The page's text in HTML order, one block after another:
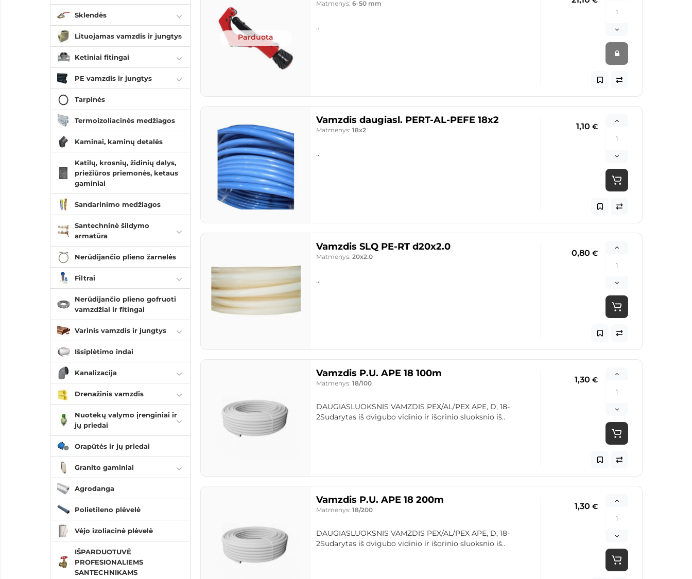
Sklendės
Lituojamas vamzdis ir jungtys
Ketiniai fitingai
PE vamzdis ir jungtys
Tarpinės
Termoizoliacinės medžiagos
Kaminai, kaminų detalės
Katilų, krosnių, židinių dalys,
priežiūros priemonės, ketaus
gaminiai
Sandarinimo medžiagos
Santechninė šildymo
armatūra
Nerūdijančio plieno žarnelės
Filtrai
Nerūdijančio plieno gofruoti
vamzdžiai ir fitingai
Varinis vamzdis ir jungtys
Išsiplėtimo indai
Kanalizacija
Drenažinis vamzdis
Nuotekų valymo įrenginiai ir
jų priedai
Orapūtės ir jų priedai
Granito gaminiai
Agrodanga
Polietileno plėvelė
Vėjo izoliacinė plėvelė
IŠPARDUOTUVĖ
PROFESIONALIEMS
SANTECHNIKAMS
Parduota
Matmenys: 6-50 mm
..
Vamzdis daugiasl. PERT-AL-PEFE 18x2
Matmenys: 18x2
..
1,10 €
Vamzdis SLQ PE-RT d20x2.0
Matmenys: 20x2.0
..
0,80 €
Vamzdis P.U. APE 18 100m
Matmenys: 18/100
DAUGIASLUOKSNIS VAMZDIS PEX/AL/PEX APE, D, 18-
2Sudarytas iš dvigubo vidinio ir išorinio sluoksnio iš..
1,30 €
Vamzdis P.U. APE 18 200m
Matmenys: 18/200
DAUGIASLUOKSNIS VAMZDIS PEX/AL/PEX APE, D, 18-
2Sudarytas iš dvigubo vidinio ir išorinio sluoksnio iš..
1,30 €